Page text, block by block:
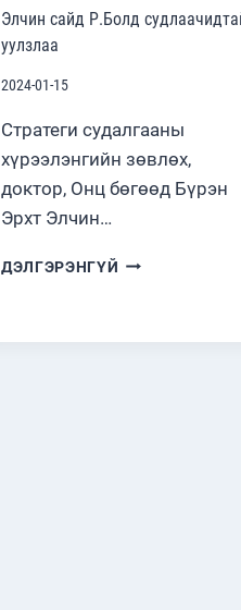
Элчин сайд Р.Болд
уулзлаа
2024-01-15
Стратеги судалгааны
хүрээлэнгийн зөвлөх,
доктор, Онц бөгөөд Бүрэн
Эрхт Элчин…
ДЭЛГЭРЭНГҮЙ ЭЛЧИН